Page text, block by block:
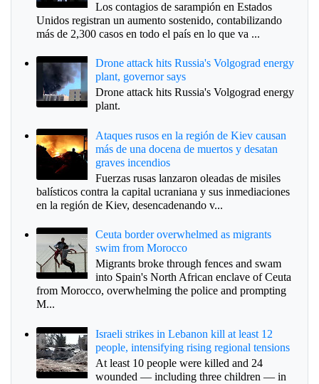
Los contagios de sarampión en Estados
Unidos registran un aumento sostenido, contabilizando
más de 2,300 casos en todo el país en lo que va ...
Drone attack hits Russia's Volgograd energy
plant, governor says
Drone attack hits Russia's Volgograd energy
plant.
Ataques rusos en la región de Kiev causan
más de una docena de muertos y desatan
graves incendios
Fuerzas rusas lanzaron oleadas de misiles
balísticos contra la capital ucraniana y sus inmediaciones
en la región de Kiev, desencadenando v...
Ceuta border overwhelmed as migrants
swim from Morocco
Migrants broke through fences and swam
into Spain's North African enclave of Ceuta
from Morocco, overwhelming the police and prompting
M...
Israeli strikes in Lebanon kill at least 12
people, intensifying rising regional tensions
At least 10 people were killed and 24
wounded — including three children — in